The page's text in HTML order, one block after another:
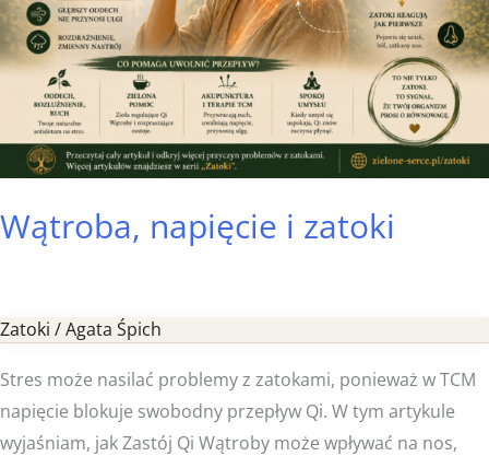
Wątroba, napięcie i zatoki
Zatoki /Agata Śpich
Stres może nasilać problemy z zatokami, ponieważ w TCM
napięcie blokuje swobodny przepływ Qi. W tym artykule
wyjaśniam, jak Zastój Qi Wątroby może wpływać na nos,